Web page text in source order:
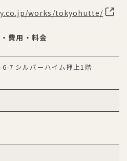
works/tokyohutte/
費用・料金
7 シルバーハイム押上1階